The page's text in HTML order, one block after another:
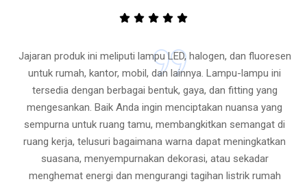
Jajaran produk ini meliputi lampu LED, halogen, dan fluoresen
untuk rumah, kantor, mobil, dan lainnya. Lampu-lampu ini
tersedia dengan berbagai bentuk, gaya, dan fitting yang
mengesankan. Baik Anda ingin menciptakan nuansa yang
sempurna untuk ruang tamu, membangkitkan semangat di
ruang kerja, telusuri bagaimana warna dapat meningkatkan
suasana, menyempurnakan dekorasi, atau sekadar
menghemat energi dan mengurangi tagihan listrik rumah